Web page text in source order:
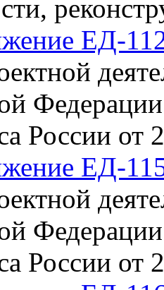
ЕД-
России от
ЕД-
России от